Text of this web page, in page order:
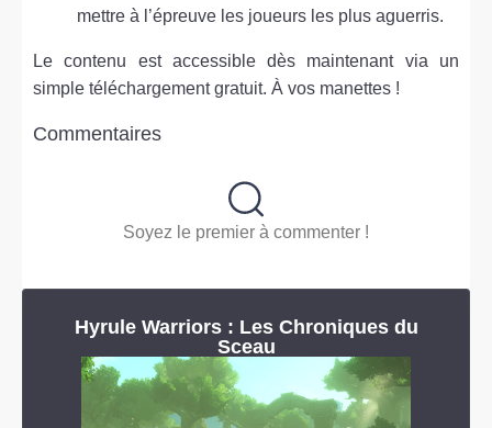
mettre à l’épreuve les joueurs les plus aguerris.
Le contenu est accessible dès maintenant via un
simple téléchargement gratuit. À vos manettes !
Commentaires
Soyez le premier à commenter !
Hyrule Warriors : Les Chroniques du
Sceau